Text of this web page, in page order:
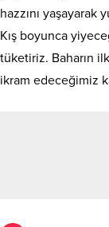
hazzını yaşayarak
Kış boyunca
tüketiriz. Baharın
ikram edeceğimiz